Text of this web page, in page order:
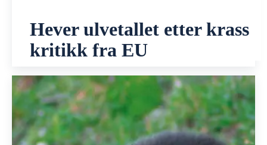
Hever ulvetallet etter krass
kritikk fra EU